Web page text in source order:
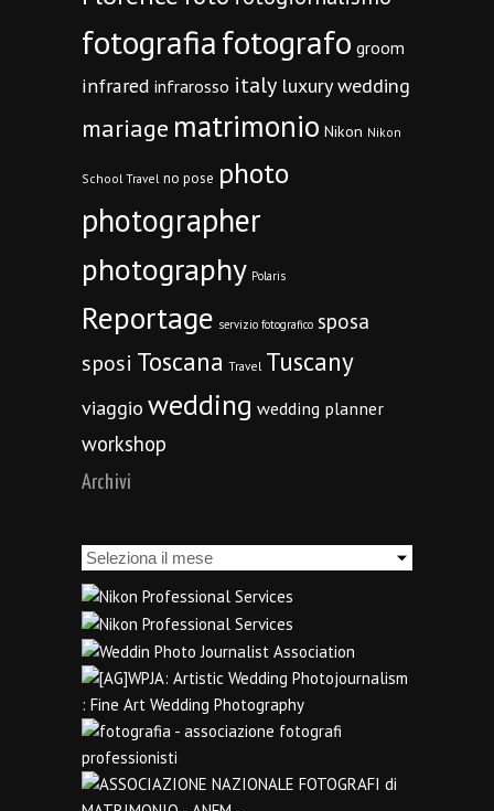
fotografiafotografo groom
infrared infrarosso italy luxury wedding
mariage matrimonio Nikon Nikon
School Travel no pose photo
photographer
photography Polaris
Reportage servizio fotografico sposa
sposi Toscana Travel Tuscany
viaggio wedding wedding planner
workshop
Archivi
Archivi